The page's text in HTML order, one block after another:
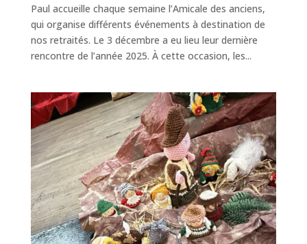
Paul accueille chaque semaine l’Amicale des anciens,
qui organise différents événements à destination de
nos retraités. Le 3 décembre a eu lieu leur dernière
rencontre de l’année 2025. À cette occasion, les...